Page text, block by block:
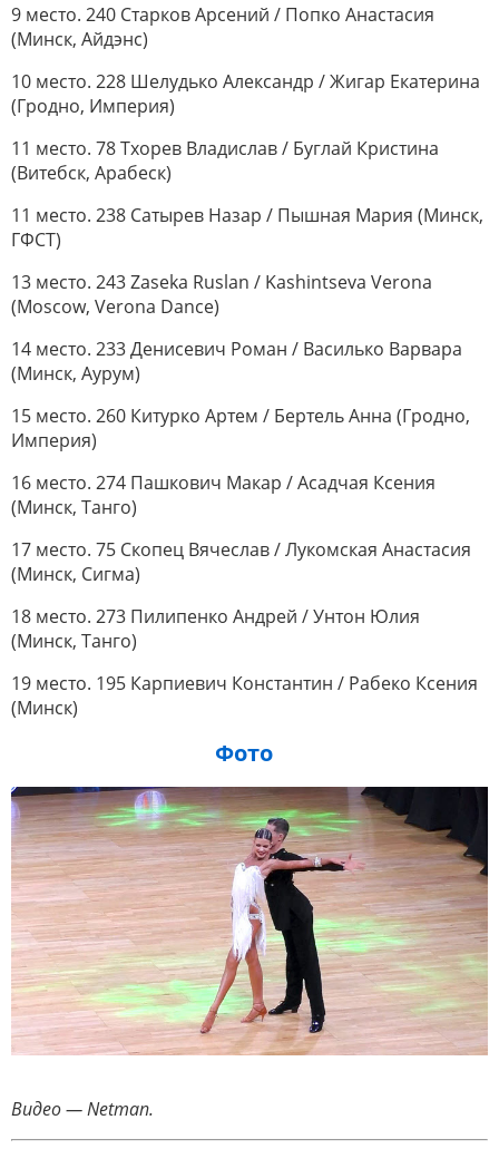
9 место. 240 Старков Арсений / Попко Анастасия
(Минск, Айдэнс)
10 место. 228 Шелудько Александр / Жигар Екатерина
(Гродно, Империя)
11 место. 78 Тхорев Владислав / Буглай Кристина
(Витебск, Арабеск)
11 место. 238 Сатырев Назар / Пышная Мария (Минск,
ГФСТ)
13 место. 243 Zaseka Ruslan / Kashintseva Verona
(Moscow, Verona Dance)
14 место. 233 Денисевич Роман / Василько Варвара
(Минск, Аурум)
15 место. 260 Китурко Артем / Бертель Анна (Гродно,
Империя)
16 место. 274 Пашкович Макар / Асадчая Ксения
(Минск, Танго)
17 место. 75 Скопец Вячеслав / Лукомская Анастасия
(Минск, Сигма)
18 место. 273 Пилипенко Андрей / Унтон Юлия
(Минск, Танго)
19 место. 195 Карпиевич Константин / Рабеко Ксения
(Минск)
Фото
Видео — Netman.